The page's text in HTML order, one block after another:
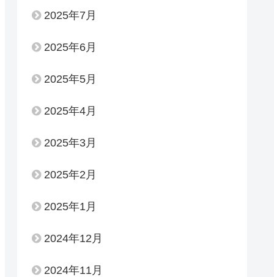
2025年7月
2025年6月
2025年5月
2025年4月
2025年3月
2025年2月
2025年1月
2024年12月
2024年11月